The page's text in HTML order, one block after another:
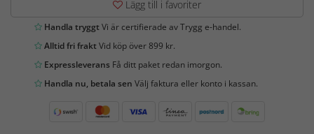
Lägg till i favoriter
Handla tryggtVi är certifierade av Trygg e-handel.
Alltid fri fraktVid köp över 899 kr.
Expressleverans Få ditt paket redan imorgon.
Handla nu, betala sen Välj faktura eller konto i kassan.